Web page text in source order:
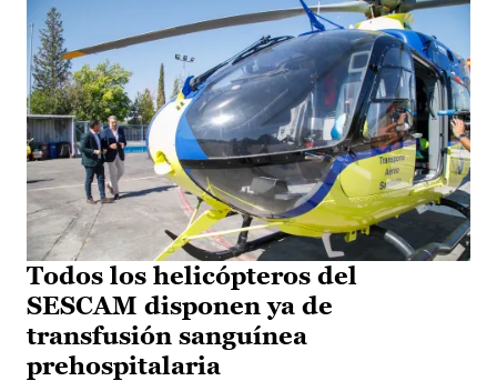
Todos los helicópteros del
SESCAM disponen ya de
transfusión sanguínea
prehospitalaria